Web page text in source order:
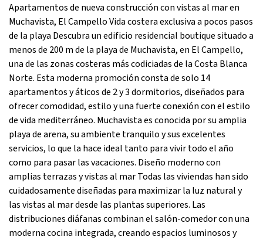
Apartamentos de nueva construcción con vistas al mar en
Muchavista, El Campello Vida costera exclusiva a pocos pasos
de la playa Descubra un edificio residencial boutique situado a
menos de 200 m de la playa de Muchavista, en El Campello,
una de las zonas costeras más codiciadas de la Costa Blanca
Norte. Esta moderna promoción consta de solo 14
apartamentos y áticos de 2 y 3 dormitorios, diseñados para
ofrecer comodidad, estilo y una fuerte conexión con el estilo
de vida mediterráneo. Muchavista es conocida por su amplia
playa de arena, su ambiente tranquilo y sus excelentes
servicios, lo que la hace ideal tanto para vivir todo el año
como para pasar las vacaciones. Diseño moderno con
amplias terrazas y vistas al mar Todas las viviendas han sido
cuidadosamente diseñadas para maximizar la luz natural y
las vistas al mar desde las plantas superiores. Las
distribuciones diáfanas combinan el salón-comedor con una
moderna cocina integrada, creando espacios luminosos y